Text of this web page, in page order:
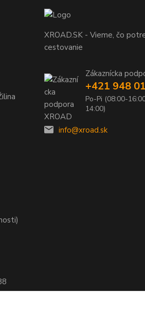
XROAD.SK - Vieme, čo
cestovanie
Zákaznícka
+421 948
Po-Pi (08:00-
14:00)
info@xroad.sk